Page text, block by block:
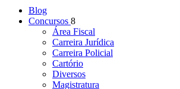
Blog
Concursos 8
Área Fiscal
Carreira Jurídica
Carreira Policial
Cartório
Diversos
Magistratura